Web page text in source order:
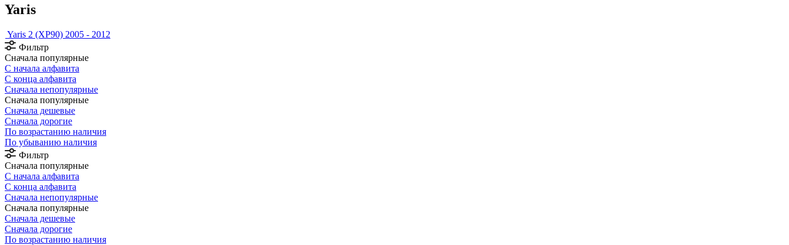
Yaris
Yaris 2 (XP90) 2005 - 2012
Фильтр
Сначала популярные
С начала алфавита
С конца алфавита
Сначала непопулярные
Сначала популярные
Сначала дешевые
Сначала дорогие
По возрастанию наличия
По убыванию наличия
Фильтр
Сначала популярные
С начала алфавита
С конца алфавита
Сначала непопулярные
Сначала популярные
Сначала дешевые
Сначала дорогие
По возрастанию наличия